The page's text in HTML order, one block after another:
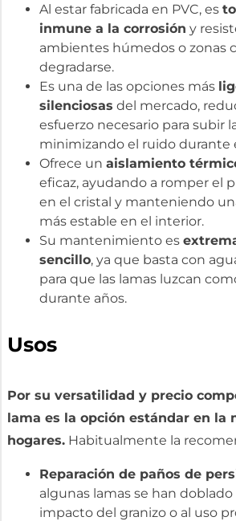
Al estar fabricada en PVC, es
inmune a la corrosión y
ambientes húmedos o zonas
degradarse.
Es una de las opciones más
silenciosas del mercado,
esfuerzo necesario para subir
minimizando el ruido durante
Ofrece unaislamiento
eficaz, ayudando a romper el
en el cristal y manteniendo
más estable en el interior.
Su mantenimiento es
sencillo, ya que basta con
para que las lamas luzcan
durante años.
Usos
Por su versatilidad y precio
lama es la opción estándar en la
hogares. Habitualmente la
Reparación de paños de
algunas lamas se han
impacto del granizo o al uso